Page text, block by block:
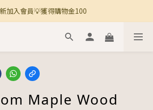
🚚 全館滿800免運 🚚
新加入會員💡獲得購物金100
🚚 全館滿800免運 🚚
Maple Wood